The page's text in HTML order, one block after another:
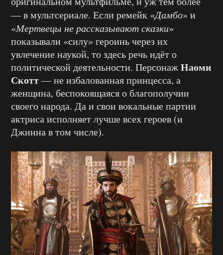
— в мультсериале. Если ремейк «Дамбо» и
«Мертвецы не рассказывают сказки»
показывали «силу» героинь через их
увлечение наукой, то здесь речь идёт о
политической деятельности. ПерсонажНаоми
Скотт— не избалованная принцесса, а
женщина, беспокоящаяся о благополучии
своего народа. Да и свои вокальные партии
актриса исполняет лучше всех героев (и
Джинна в том числе).